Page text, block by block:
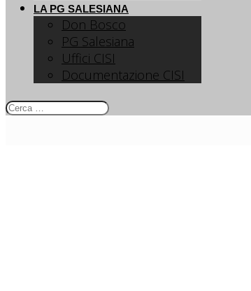
LA PG SALESIANA
Don Bosco
PG Salesiana
Uffici CISI
Documentazione CISI